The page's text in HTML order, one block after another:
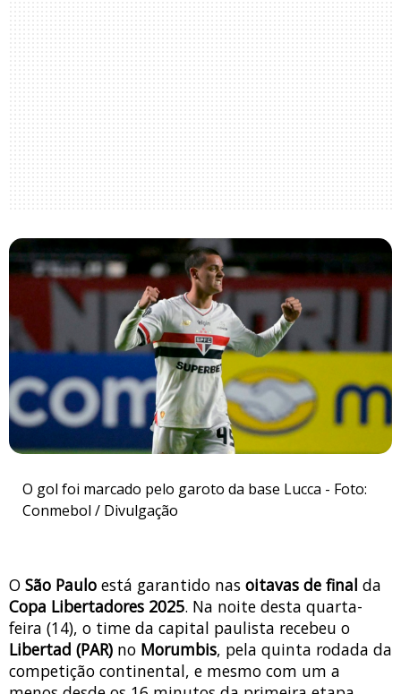
O gol foi marcado pelo garoto da base Lucca - Foto:
Conmebol / Divulgação
O São Paulo está garantido nas oitavas de final da
Copa Libertadores 2025. Na noite desta quarta-
feira (14), o time da capital paulista recebeu o
Libertad (PAR) no Morumbis, pela quinta rodada da
competição continental, e mesmo com um a